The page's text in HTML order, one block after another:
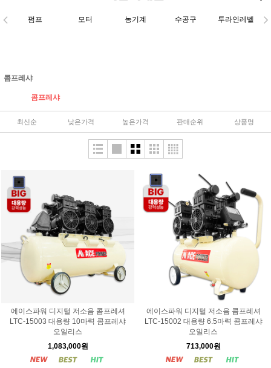
펌프 모터 농기계 수공구 투라인레벨
콤프레샤
콤프레샤
최신순 낮은가격 높은가격 판매순위 상품명
에이스파워 디지털 저소음 콤프레셔
LTC-15003 대용량 10마력 콤프레샤
오일리스
1,083,000원
에이스파워 디지털 저소음 콤프레셔
LTC-15002 대용량 6.5마력 콤프레샤
오일리스
713,000원